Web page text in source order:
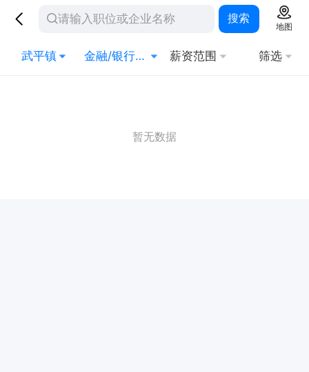
搜索
地图
武平镇 金融/银行/证券/投资 薪资范围 筛选
暂无数据